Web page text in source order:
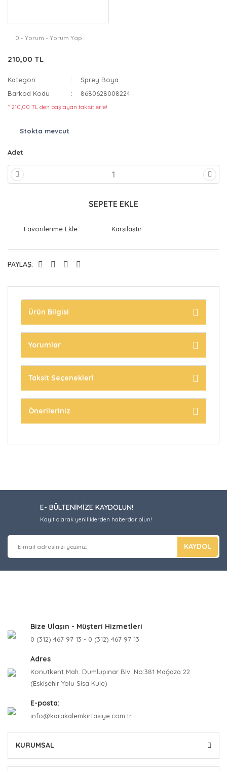
0 - Yorum - Yorum Yap
210,00 TL
Kategori
Sprey Boya
Barkod Kodu
8680628008224
* 210,00 TL den başlayan taksitlerle!
Stokta mevcut
Adet
SEPETE EKLE
Karşılaştır
PAYLAŞ:
Ürün Bilgisi
Yorumlar
Taksit Seçenekleri
Önerileriniz
E- BÜLTENİMİZE KAYDOLUN!
Kayıt olarak yeniliklerden haberdar olun!
KAYDOL
Bize Ulaşın - Müşteri Hizmetleri
0 (312) 467 97 13 - 0 (312) 467 97 13
Adres
Konutkent Mah. Dumlupınar Blv. No:381 Mağaza 22
(Eskişehir Yolu Sisa Kule)
E-posta:
info@karakalemkirtasiye.com.tr
KURUMSAL